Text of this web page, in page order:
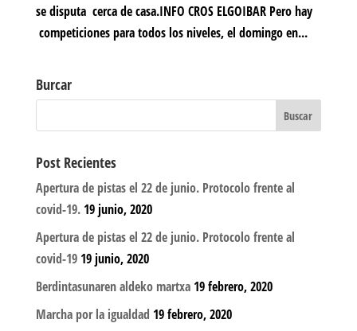
se disputa cerca de casa.INFO CROS ELGOIBAR Pero hay
competiciones para todos los niveles, el domingo en...
Burcar
Post Recientes
Apertura de pistas el 22 de junio. Protocolo frente al
covid-19. 19 junio, 2020
Apertura de pistas el 22 de junio. Protocolo frente al
covid-19 19 junio, 2020
Berdintasunaren aldeko martxa 19 febrero, 2020
Marcha por la igualdad 19 febrero, 2020